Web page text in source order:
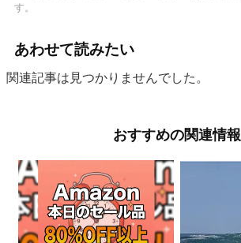
す。
あわせて読みたい
関連記事は見つかりませんでした。
おすすめの関連情報